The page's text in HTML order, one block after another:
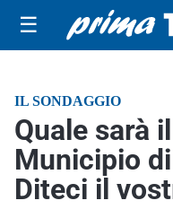
☰
IL SONDAGGIO
Quale sarà
Municipio
Diteci il